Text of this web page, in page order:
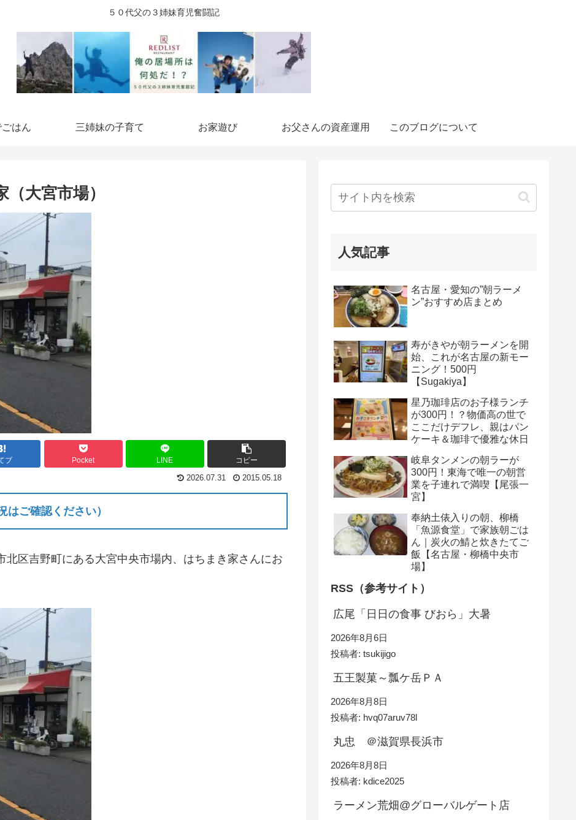
５０代父の３姉妹育児奮闘記
はん 三姉妹の子育て お家遊び お父さんの資産運用 このブログについて
大宮市場）
ブ Pocket LINE コピー
2026.07.31 2015.05.18
はご確認ください）
区吉野町にある大宮中央市場内、はちまき家さんにお
人気記事
名古屋・愛知の”朝ラーメ
ン”おすすめ店まとめ
寿がきやが朝ラーメンを開
始、これが名古屋の新モー
ニング！500円
【Sugakiya】
星乃珈琲店のお子様ランチ
が300円！？物価高の世で
ここだけデフレ、親はパン
ケーキ＆珈琲で優雅な休日
岐阜タンメンの朝ラーが
300円！東海で唯一の朝営
業を子連れで満喫【尾張一
宮】
奉納土俵入りの朝、柳橋
「魚源食堂」で家族朝ごは
ん｜炭火の鯖と炊きたてご
飯【名古屋・柳橋中央市
場】
RSS（参考サイト）
広尾「日日の食事 びおら」大暑
2026年8月6日
投稿者: tsukijigo
五王製菓～瓢ケ岳ＰＡ
2026年8月8日
投稿者: hvq07aruv78l
丸忠 ＠滋賀県長浜市
2026年8月8日
投稿者: kdice2025
ラーメン荒畑@グローバルゲート店